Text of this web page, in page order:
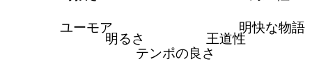
明快な物語
王道性
テンポの良さ
明るさ
ユーモア